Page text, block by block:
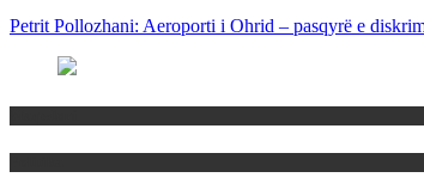
Petrit Pollozhani: Aeroporti i Ohrid – pasqyrë e